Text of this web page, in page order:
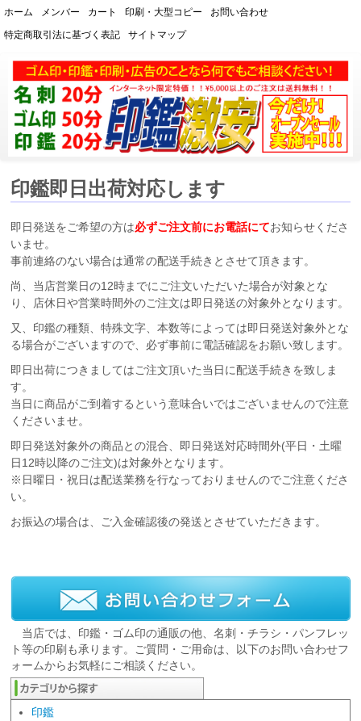
ホーム メンバー カート 印刷・大型コピー
お問い合わせ
特定商取引法に基づく表記
サイトマップ
【熊本スピード印刷】ハンコ・
印鑑・ゴム印・実印の通販
印鑑即日出荷対応します
即日発送をご希望の方は必ずご注文前にお電話にてお知らせくださ
いませ。
事前連絡のない場合は通常の配送手続きとさせて頂きます。
尚、当店営業日の12時までにご注文いただいた場合が対象とな
り、店休日や営業時間外のご注文は即日発送の対象外となります。
又、印鑑の種類、特殊文字、本数等によっては即日発送対象外とな
る場合がございますので、必ず事前に電話確認をお願い致します。
即日出荷につきましてはご注文頂いた当日に配送手続きを致しま
す。
当日に商品がご到着するという意味合いではございませんので注意
くださいませ。
即日発送対象外の商品との混合、即日発送対応時間外(平日・土曜
日12時以降のご注文)は対象外となります。
※日曜日・祝日は配送業務を行なっておりませんのでご注意くださ
い。
お振込の場合は、ご入金確認後の発送とさせていただきます。
当店では、印鑑・ゴム印の通販の他、名刺・チラシ・パンフレッ
ト等の印刷も承ります。ご質問・ご用命は、以下のお問い合わせフ
ォームからお気軽にご相談ください。
印鑑